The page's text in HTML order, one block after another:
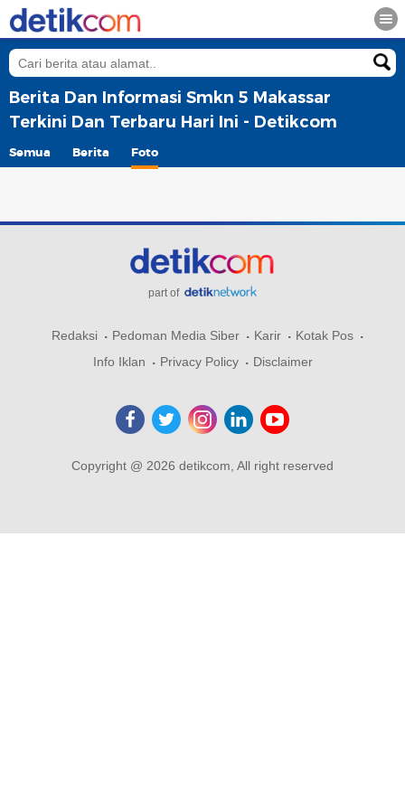
Berita Dan Informasi Smkn 5 Makassar
Terkini Dan Terbaru Hari Ini - Detikcom
Semua Berita Foto
part of
Redaksi Pedoman Media Siber Karir
Kotak Pos
Info Iklan
Privacy Policy Disclaimer
Copyright @ 2026 detikcom, All right reserved